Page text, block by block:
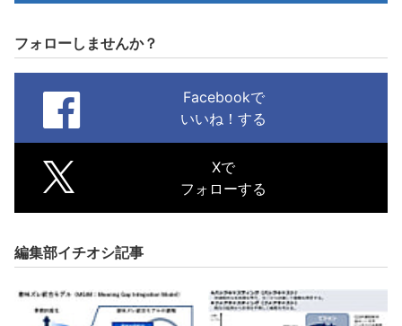
フォローしませんか？
Facebookで
いいね！する
Xで
フォローする
編集部イチオシ記事